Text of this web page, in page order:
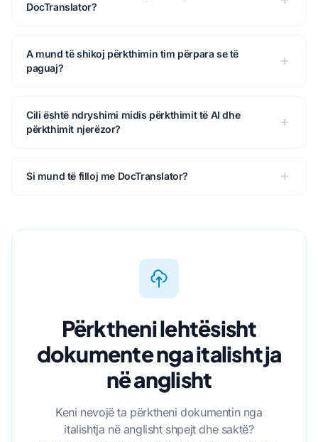
DocTranslator?
A mund të shikoj përkthimin tim përpara se të
paguaj?
Cili është ndryshimi midis përkthimit të AI dhe
përkthimit njerëzor?
Si mund të filloj me DocTranslator?
Përktheni lehtësisht
dokumente nga italishtja
në anglisht
Keni nevojë ta përktheni dokumentin nga
italishtja në anglisht shpejt dhe saktë?